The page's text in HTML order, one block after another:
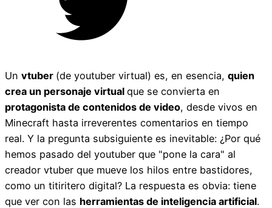
Un vtuber (de youtuber virtual) es, en esencia, quien
crea un personaje virtual que se convierta en
protagonista de contenidos de video, desde vivos en
Minecraft hasta irreverentes comentarios en tiempo
real. Y la pregunta subsiguiente es inevitable: ¿Por qué
hemos pasado del youtuber que "pone la cara" al
creador vtuber que mueve los hilos entre bastidores,
como un titiritero digital? La respuesta es obvia: tiene
que ver con las herramientas de inteligencia artificial.